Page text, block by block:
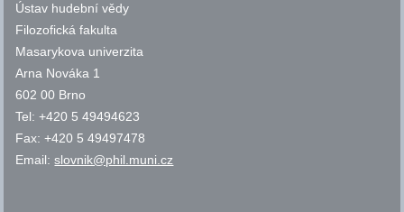
Ústav hudební vědy
Filozofická fakulta
Masarykova univerzita
Arna Nováka 1
602 00 Brno
Tel: +420 5 49494623
Fax: +420 5 49497478
Email:slovnik@phil.muni.cz